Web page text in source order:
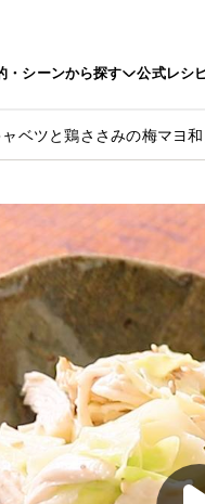
・シーンから探す 公式レシ
ャベツと鶏ささみの梅マヨ和